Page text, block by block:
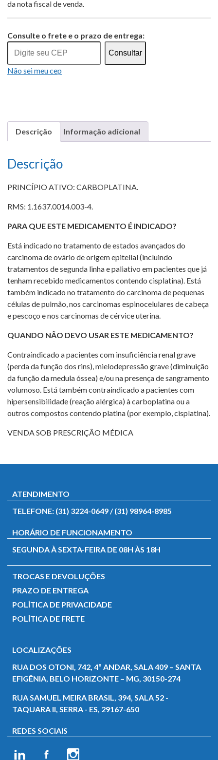
da nota fiscal de venda.
Consulte o frete e o prazo de entrega:
Consultar
Não sei meu cep
Descrição Informação adicional
Descrição
PRINCÍPIO ATIVO: CARBOPLATINA.
RMS: 1.1637.0014.003-4.
PARA QUE ESTE MEDICAMENTO É INDICADO?
Está indicado no tratamento de estados avançados do
carcinoma de ovário de origem epitelial (incluindo
tratamentos de segunda linha e paliativo em pacientes que já
tenham recebido medicamentos contendo cisplatina). Está
também indicado no tratamento do carcinoma de pequenas
células de pulmão, nos carcinomas espinocelulares de cabeça
e pescoço e nos carcinomas de cérvice uterina.
QUANDO NÃO DEVO USAR ESTE MEDICAMENTO?
Contraindicado a pacientes com insuficiência renal grave
(perda da função dos rins), mielodepressão grave (diminuição
da função da medula óssea) e/ou na presença de sangramento
volumoso. Está também contraindicado a pacientes com
hipersensibilidade (reação alérgica) à carboplatina ou a
outros compostos contendo platina (por exemplo, cisplatina).
VENDA SOB PRESCRIÇÃO MÉDICA
ATENDIMENTO
TELEFONE: (31) 3224-0649 / (31) 98964-8985
HORÁRIO DE FUNCIONAMENTO
SEGUNDA À SEXTA-FEIRA DE 08H ÀS 18H
TROCAS E DEVOLUÇÕES
PRAZO DE ENTREGA
POLÍTICA DE PRIVACIDADE
POLÍTICA DE FRETE
LOCALIZAÇÕES
RUA DOS OTONI, 742, 4º ANDAR, SALA 409 – SANTA
EFIGÊNIA, BELO HORIZONTE – MG, 30150-274
RUA SAMUEL MEIRA BRASIL, 394, SALA 52 -
TAQUARA II, SERRA - ES, 29167-650
REDES SOCIAIS